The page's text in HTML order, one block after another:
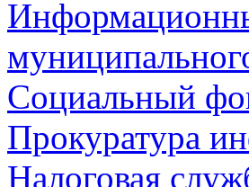
Социальный
Прокуратура
Налоговая